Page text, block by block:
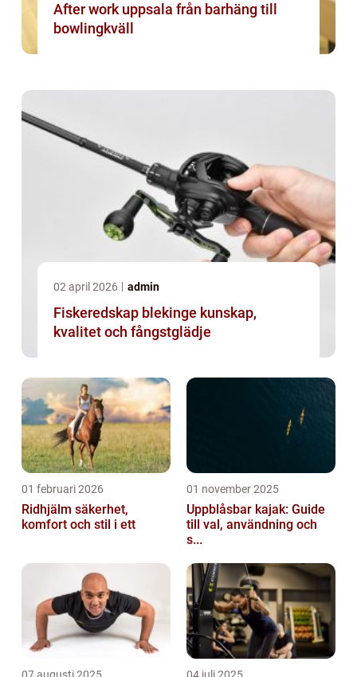
After work uppsala från barhäng till
bowlingkväll
02 april 2026 admin
Fiskeredskap blekinge kunskap,
kvalitet och fångstglädje
01 februari 2026
Ridhjälm säkerhet,
komfort och stil i ett
01 november 2025
Uppblåsbar kajak: Guide
till val, användning och
s...